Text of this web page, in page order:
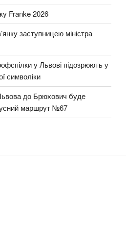
Franke 2026
заступницею міністра
у Львові підозрюють у
символіки
до Брюхович буде
маршрут №67